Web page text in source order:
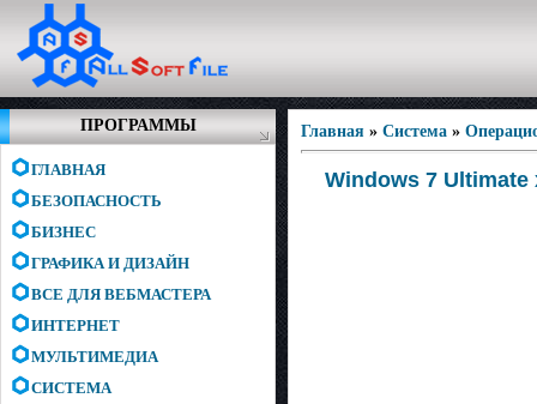
ПРОГРАММЫ
ГЛАВНАЯ
БЕЗОПАСНОСТЬ
БИЗНЕС
ГРАФИКА И ДИЗАЙН
ВСЕ ДЛЯ ВЕБМАСТЕРА
ИНТЕРНЕТ
МУЛЬТИМЕДИА
СИСТЕМА
Главная » Система »
Windows 7 Ultimate